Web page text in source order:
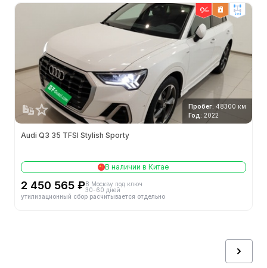
2wd
Пробег: 48300 км
Год: 2022
Audi Q3 35 TFSI Stylish Sporty
В наличии в Китае
2 450 565 ₽В Москву под ключ
30-60 дней
утилизационный сбор расчитывается отдельно